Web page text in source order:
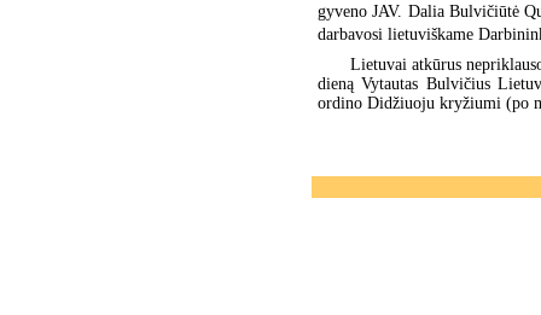
gyveno JAV. Dalia Bulvičiūtė
darbavosi lietuviškame
Lietuvai atkūrus
dieną Vytautas Bulvičius
ordino Didžiuoju kryžiumi (po